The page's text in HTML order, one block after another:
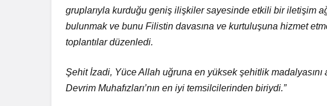
gruplarıyla kurduğu geniş ilişkiler sayesinde etkili bir iletişim
bulunmak ve bunu Filistin davasına ve kurtuluşuna hizmet
toplantılar düzenledi.
Şehit İzadi, Yüce Allah uğruna en yüksek şehitlik
Devrim Muhafızları’nın en iyi temsilcilerinden biriydi.”